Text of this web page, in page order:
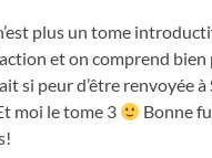
plus un tome
et on comprend
si peur d’être renvoyée à
moi le tome 3
Bonne